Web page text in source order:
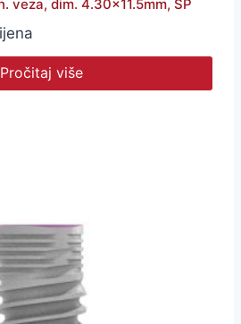
veza, dim. 4.30×11.5mm, SP
Pročitaj više